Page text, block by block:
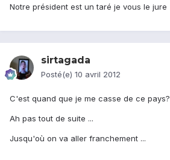
Notre président est un taré je vous le jure
sirtagada
Posté(e) 10 avril 2012
C'est quand que je me casse de ce pays?
Ah pas tout de suite ...
Jusqu'où on va aller franchement ...